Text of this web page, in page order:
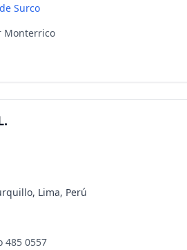
Surco
Monterrico
Lima, Perú
485 0557